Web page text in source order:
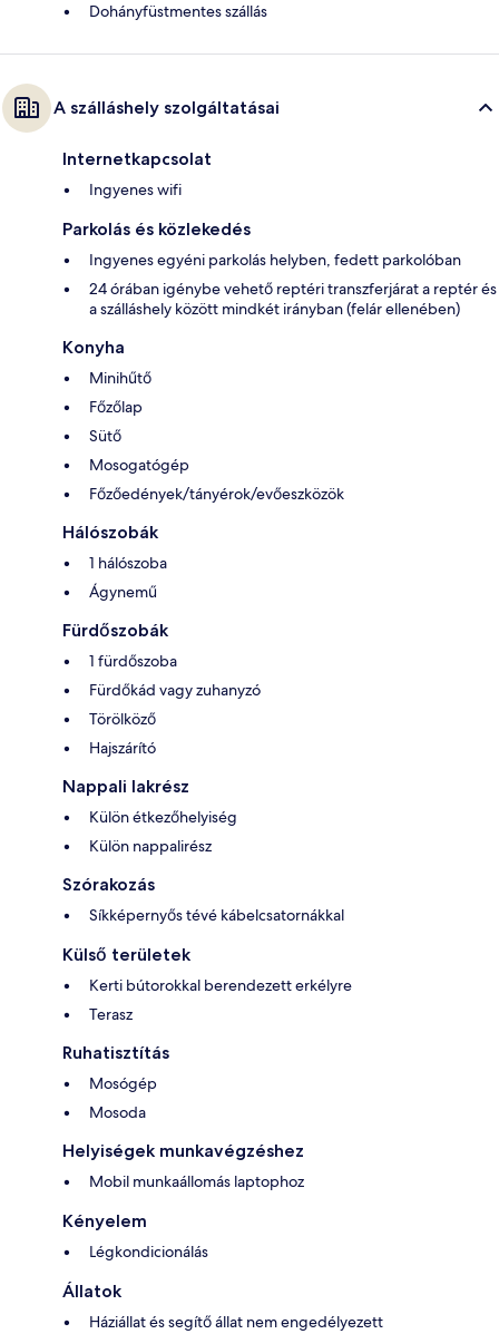
Dohányfüstmentes szállás
A szálláshely szolgáltatásai
Internetkapcsolat
Ingyenes wifi
Parkolás és közlekedés
Ingyenes egyéni parkolás helyben, fedett parkolóban
24 órában igénybe vehető reptéri transzferjárat a reptér és
a szálláshely között mindkét irányban (felár ellenében)
Konyha
Minihűtő
Főzőlap
Sütő
Mosogatógép
Főzőedények/tányérok/evőeszközök
Hálószobák
1 hálószoba
Ágynemű
Fürdőszobák
1 fürdőszoba
Fürdőkád vagy zuhanyzó
Törölköző
Hajszárító
Nappali lakrész
Külön étkezőhelyiség
Külön nappalirész
Szórakozás
Síkképernyős tévé kábelcsatornákkal
Külső területek
Kerti bútorokkal berendezett erkélyre
Terasz
Ruhatisztítás
Mosógép
Mosoda
Helyiségek munkavégzéshez
Mobil munkaállomás laptophoz
Kényelem
Légkondicionálás
Állatok
Háziállat és segítő állat nem engedélyezett